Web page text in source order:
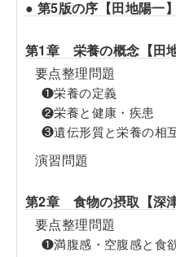
● 第5版の序【田地陽一】
第1章 栄養の概念【田地
要点整理問題
❶栄養の定義
❷栄養と健康・疾患
❸遺伝形質と栄養の相
演習問題
第2章 食物の摂取【深
要点整理問題
❶満腹感・空腹感と食